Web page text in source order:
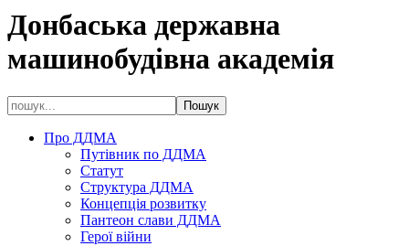
Донбаська державна
машинобудівна академія
Про ДДМА
Путівник по ДДМА
Статут
Структура ДДМА
Концепція розвитку
Пантеон слави ДДМА
Герої війни